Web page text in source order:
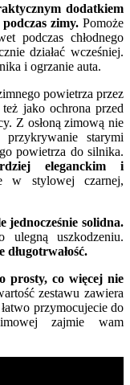
dodatkiem
zimy. Pomoże
podczas chłodnego
działać wcześniej.
i ogrzanie auta.
powietrza przez
jako ochrona przed
Z osłoną zimową nie
starymi
powietrza do silnika.
eleganckim i
w stylowej czarnej,
jednocześnie solidna.
uszkodzeniu.
prosty, co więcej nie
zestawu zawiera
przymocujecie do
zajmie wam